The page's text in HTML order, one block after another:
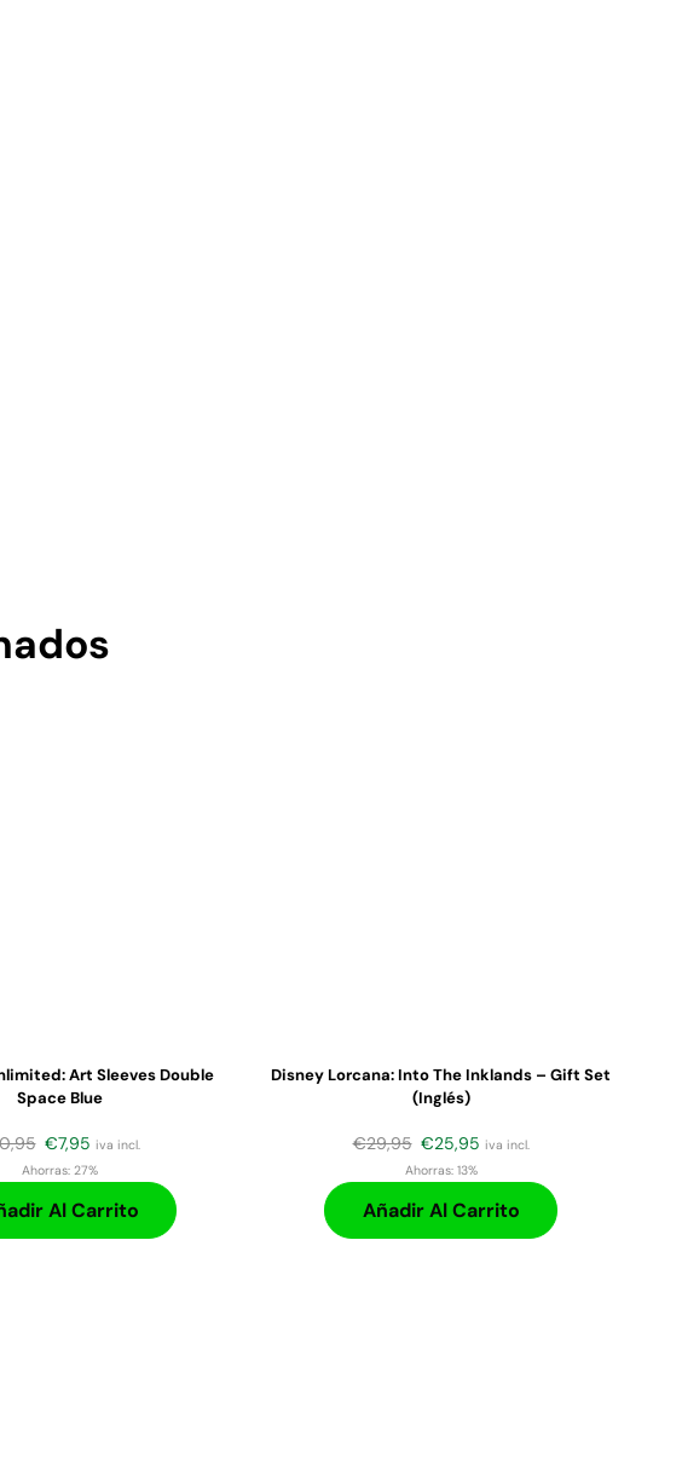
Art Sleeves Double
Space Blue
€7,95 iva incl.
Ahorras: 27%
Al Carrito
Disney Lorcana: Into The Inklands – Gift Set
(Inglés)
€29,95 €25,95 iva incl.
Ahorras:13%
Añadir Al Carrito